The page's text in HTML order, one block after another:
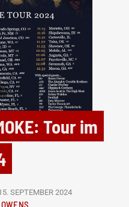
Tour im
SEPTEMBER 2024